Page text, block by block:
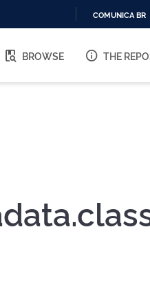
O
COMUNICA BR
BROWSE THE